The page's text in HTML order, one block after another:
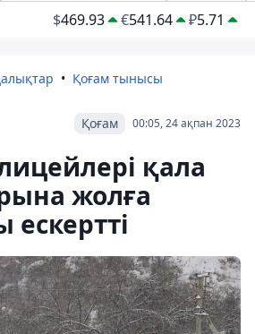
$469.93 €541.64 ₽5.71
Қоғам тынысы
00:05, 24 ақпан 2023
Қоғам
қала
жолға